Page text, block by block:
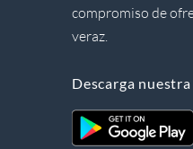
compromiso de
veraz.
Descarga